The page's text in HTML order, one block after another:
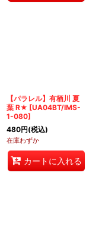
【パラレル】有栖川 夏
葉 R★ [UA04BT/IMS-
1-080]
480円(税込)
在庫わずか
カートに入れる